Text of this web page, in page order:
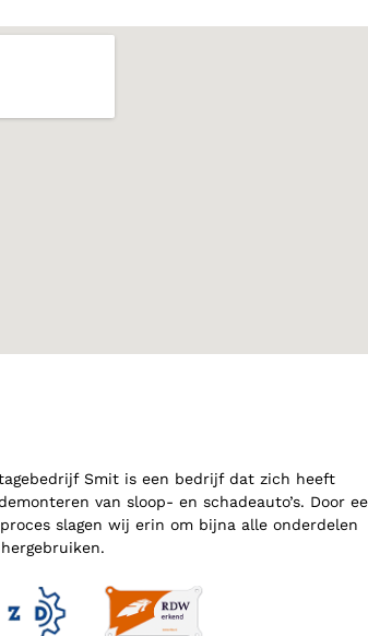
Smit is een bedrijf dat zich heeft
van sloop- en schadeauto’s. Door
slagen wij erin om bijna alle onderdelen